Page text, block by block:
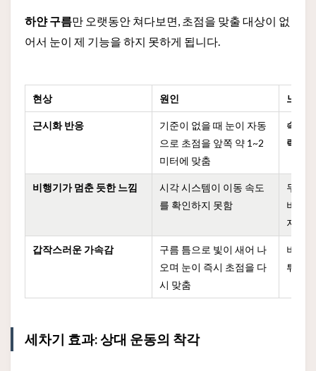
하얀 구름만 오랫동안 쳐다보면, 초점을 맞출 대상이 없
어서 눈이 제 기능을 하지 못하게 됩니다.
현상 원인 느끼
근시화 반응
기준이 없을 때 눈이 자동
으로 초점을 앞쪽 약 1~2
미터에 맞춤
속도
력 상
비행기가 멈춘 듯한 느낌
시각 시스템이 이동 속도
를 확인하지 못함
두꺼
비행
지 않
갑작스러운 가속감
구름 틈으로 빛이 새어 나
오며 눈이 즉시 초점을 다
시 맞춤
비행
튀어
세차기 효과: 상대 운동의 착각